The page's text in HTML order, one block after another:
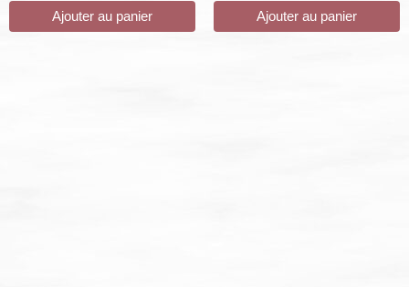
Ajouter au panier Ajouter au panier